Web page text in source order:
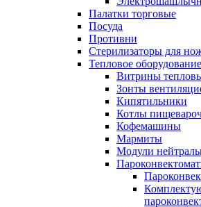
Палатки торговые
Посуда
Противни
Стерилизаторы для
Тепловое оборудование
Витрины
Зонты
Кипятильники
Котлы
Кофемашины
Мармиты
Модули